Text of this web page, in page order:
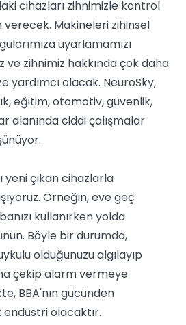
cihazları zihnimizle kontrol
Makineleri zihinsel
uyarlamamızı
ve zihnimiz hakkında çok daha
yardımcı olacak. NeuroSky,
eğitim, otomotiv, güvenlik,
alanında ciddi çalışmalar
yeni çıkan cihazlarla
Örneğin, eve geç
kullanırken yolda
Böyle bir durumda,
olduğunuzu algılayıp
çekip alarm vermeye
BBA'nın gücünden
olacaktır.